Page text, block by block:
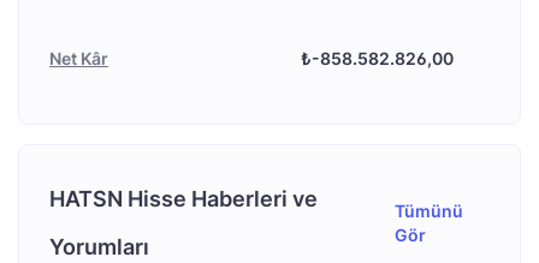
Net Kâr ₺-858.582.826,00
HATSN Hisse Haberleri ve
Yorumları
Tümünü
Gör